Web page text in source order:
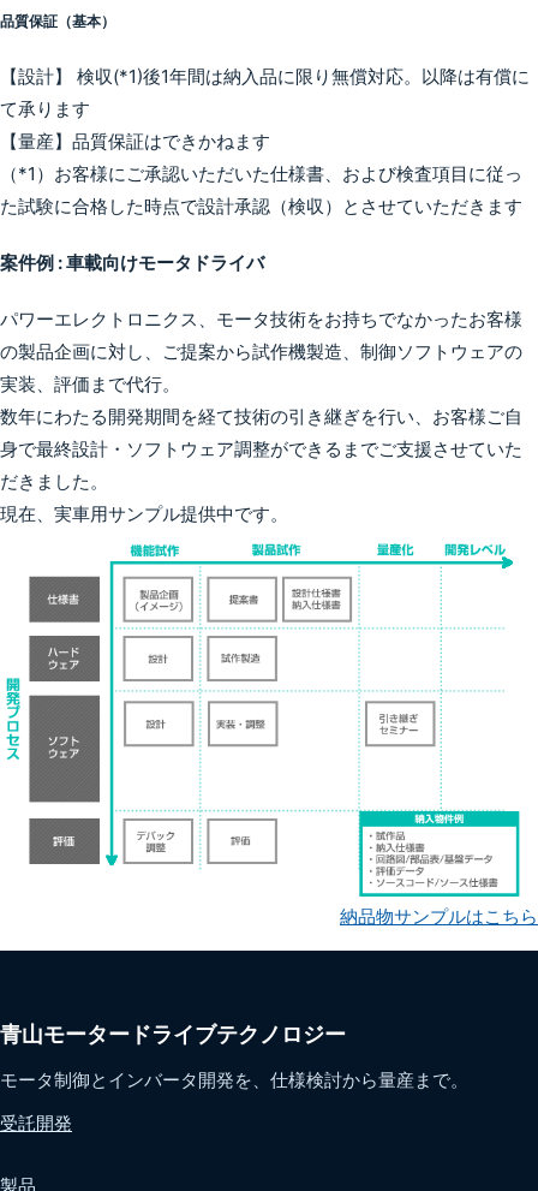
品質保証（基本）
【設計】 検収(*1)後1年間は納入品に限り無償対応。以降は有償に
て承ります
【量産】品質保証はできかねます
（*1）お客様にご承認いただいた仕様書、および検査項目に従っ
た試験に合格した時点で設計承認（検収）とさせていただきます
案件例 : 車載向けモータドライバ
パワーエレクトロニクス、モータ技術をお持ちでなかったお客様
の製品企画に対し、ご提案から試作機製造、制御ソフトウェアの
実装、評価まで代行。
数年にわたる開発期間を経て技術の引き継ぎを行い、お客様ご自
身で最終設計・ソフトウェア調整ができるまでご支援させていた
だきました。
現在、実車用サンプル提供中です。
納品物サンプルはこちら
青山モータードライブテクノロジー
モータ制御とインバータ開発を、仕様検討から量産まで。
受託開発
製品